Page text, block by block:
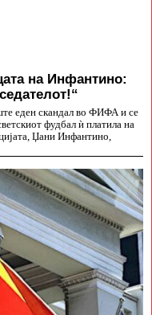
на Инфантино:
еден скандал во ФИФА и се
фудбал ѝ платила на
Џани Инфантино,